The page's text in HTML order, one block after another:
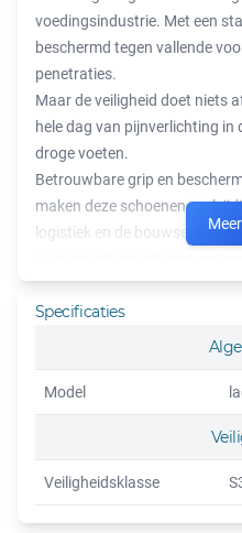
voedingsindustrie. Met een
beschermd tegen vallende
penetraties.
Maar de veiligheid doet niets
hele dag van pijnverlichting in
droge voeten.
Betrouwbare grip en
maken deze schoenen
logistiek en de bouwsector.
veel geld uit te geven.
Goed alternatief voor de GS35
Veel verkocht voor Scholen /
Specificaties
Model
Veiligheidsklasse